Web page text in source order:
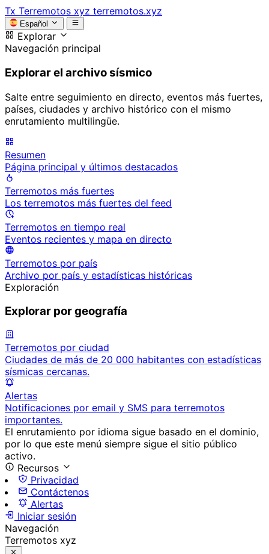
Tx Terremotos xyz terremotos.xyz
Español
Explorar
Navegación principal
Explorar el archivo sísmico
Salte entre seguimiento en directo, eventos más fuertes,
países, ciudades y archivo histórico con el mismo
enrutamiento multilingüe.
Resumen
Página principal y últimos destacados
Terremotos más fuertes
Los terremotos más fuertes del feed
Terremotos en tiempo real
Eventos recientes y mapa en directo
Terremotos por país
Archivo por país y estadísticas históricas
Exploración
Explorar por geografía
Terremotos por ciudad
Ciudades de más de 20 000 habitantes con estadísticas
sísmicas cercanas.
Alertas
Notificaciones por email y SMS para terremotos
importantes.
El enrutamiento por idioma sigue basado en el dominio,
por lo que este menú siempre sigue el sitio público
activo.
Recursos
Privacidad
Contáctenos
Alertas
Iniciar sesión
Navegación
Terremotos xyz